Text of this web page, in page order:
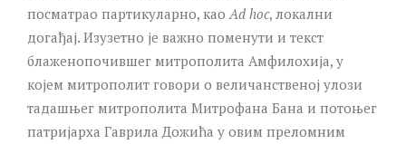
посматрао партикуларно, као Ad hoc, локални
догађај. Изузетно је важно поменути и текст
блаженопочившег митрополита Амфилохија, у
којем митрополит говори о величанственој улози
тадашњег митрополита Митрофана Бана и потоњег
патријарха Гаврила Дожића у овим преломним